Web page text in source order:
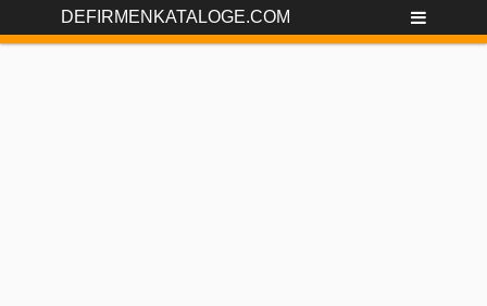
DEFIRMENKATALOGE.COM